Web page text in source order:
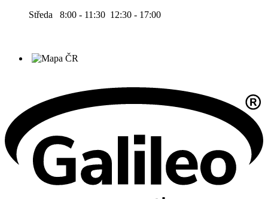
Středa 8:00 - 11:30 12:30 - 17:00